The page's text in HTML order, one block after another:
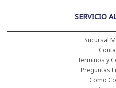
SERVICIO
Sucursal
Terminos y
Preguntas
Como